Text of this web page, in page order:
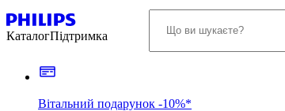
КаталогПідтримка
Вітальний подарунок -10%*